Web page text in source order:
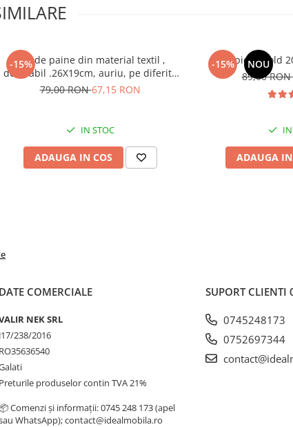
-15%
Cos de paine din material textil ,
detasabil .26X19cm, auriu, pe diferite
modele
79,00 RON67,15 RON
IN STOC
ADAUGA IN COS
-15% NOU
Frapiera Gold
89,00 RON
ADAUGA IN
DATE COMERCIALE
NEK SRL
J17/238/2016
RO35636540
Preturile produselor contin TVA 21%
Comenzi și informații: 0745 248 173 (apel
WhatsApp); contact@idealmobila.ro
SUPORT CLIENTI
0745248173
0752697344